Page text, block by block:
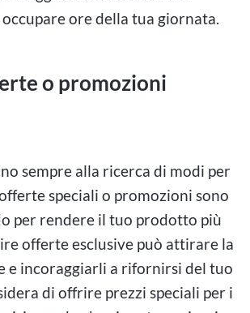
ore della tua giornata.
o promozioni
sempre alla ricerca di modi per
speciali o promozioni sono
per rendere il tuo prodotto più
offerte esclusive può attirare la
e incoraggiarli a rifornirsi del tuo
di offrire prezzi speciali per i